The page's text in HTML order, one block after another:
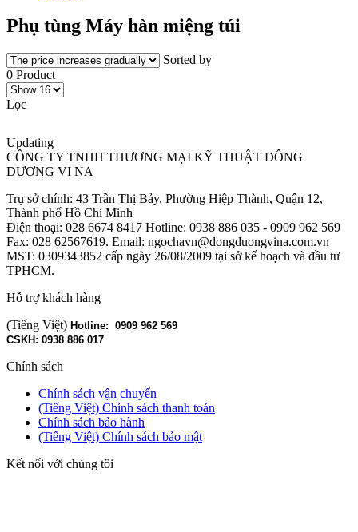
Phụ tùng Máy hàn miệng túi
Sorted by
0 Product
Lọc
Updating
CÔNG TY TNHH THƯƠNG MẠI KỸ THUẬT ĐÔNG
DƯƠNG VI NA
Trụ sở chính: 43 Trần Thị Bảy, Phường Hiệp Thành, Quận 12,
Thành phố Hồ Chí Minh
Điện thoại: 028 6674 8417 Hotline: 0938 886 035 - 0909 962 569
Fax: 028 62567619. Email: ngochavn@dongduongvina.com.vn
MST: 0309343852 cấp ngày 26/08/2009 tại sở kế hoạch và đầu tư
TPHCM.
Hỗ trợ khách hàng
(Tiếng Việt) Hotline: 0909 962 569
CSKH: 0938 886 017
Chính sách
Chính sách vận chuyển
(Tiếng Việt) Chính sách thanh toán
Chính sách bảo hành
(Tiếng Việt) Chính sách bảo mật
Kết nối với chúng tôi